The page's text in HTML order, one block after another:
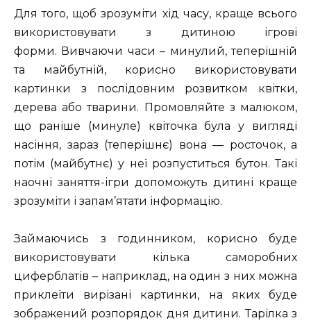
Для того, щоб зрозуміти хід часу, краще всього
використовувати з дитиною ігрові
форми. Вивчаючи часи – минулий, теперішній
та майбутній, корисно використовувати
картинки з послідовним розвитком квітки,
дерева або тварини. Промовляйте з малюком,
що раніше (минуле) квіточка була у вигляді
насіння, зараз (теперішнє) вона — росточок, а
потім (майбутнє) у неї розпуститься бутон. Такі
наочні заняття-ігри допоможуть дитині краще
зрозуміти і запам’ятати інформацію.
Займаючись з годинником, корисно буде
використовувати кілька саморобних
циферблатів – наприклад, на один з них можна
приклеїти вирізані картинки, на яких буде
зображений розпорядок дня дитини. Тарілка з